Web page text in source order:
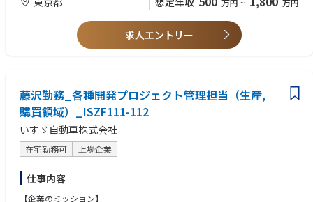
・定性リサーチの推進（デプスインタビュー、エスノグラフィ、など）
・現状の顧客体験のモデル化・分析（CJM、など）
ング、など）
・WEBサイト・アプリ・ソフトウェア・業務システム等のデジタルプロダ
クトのアーキテクチャおよび画面の設計
・プロトタイプ作成（Adobe XD、Figma、など）
・UX/UIガイドラインの策定
・クライアント企業へのUXやデザイン経営の組織的な導入支援
・PM業務（クライアント折衝、スケジュールやタスク管理、ステークホ
ルダー管理など）
・UX関連の新規ソリューションの検討・開発
・プロトタイプ作成（Adobe XD、Figma、など）のご経験
・PM業務（クライアント折衝、スケジュールやタスク管理、ステークホ
ルダー管理など）のご経験
・UXに関わる研修講師のご経験
・マーケティング（3C分析、セグメンテーション、ターゲティング、な
ど）やデジタルマーケティングの実務（マーケティングオートメーショ
ン、
・CRM、SEO、コンテンツマーケティング、など）の基礎知識
【活躍している人の特徴】
・過去の経験に囚われずに、貪欲に新しい領域・分野のナレッジやスキル
を学習する意向を持つ方
万円 ~ 万円
求人エントリー
藤沢勤務_各種開発プロジェクト管理担当（生産,
購買領域）_ISZF111-112
いすゞ自動車株式会社
在宅勤務可 上場企業
仕事内容
【企業のミッション】